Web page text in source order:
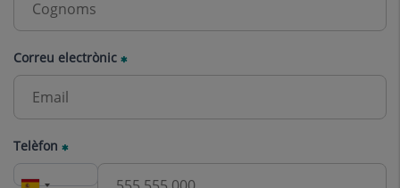
Correu electrònic
Telèfon